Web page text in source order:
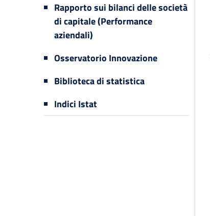
Rapporto sui bilanci delle società
di capitale (Performance
aziendali)
Osservatorio Innovazione
Biblioteca di statistica
Indici Istat